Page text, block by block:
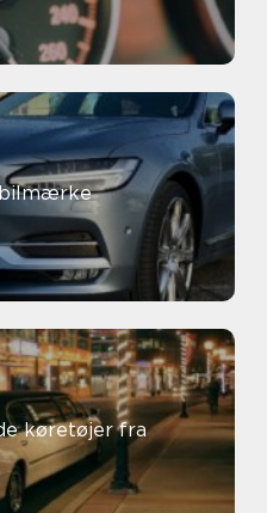
bilmærke
køretøjer fra